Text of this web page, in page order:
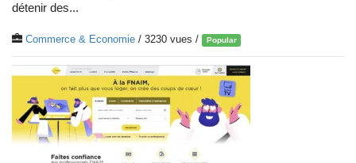
détenir des...
Commerce & Economie / 3230 vues / Popular